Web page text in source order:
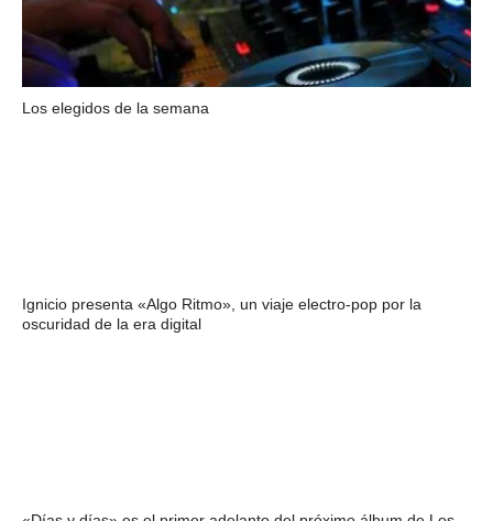
Los elegidos de la semana
Ignicio presenta «Algo Ritmo», un viaje electro-pop por la
oscuridad de la era digital